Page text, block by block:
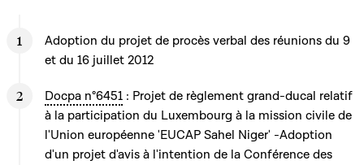
Adoption du projet de procès verbal des réunions du 9
et du 16 juillet 2012
Docpa n°6451 : Projet de règlement grand-ducal relatif
à la participation du Luxembourg à la mission civile de
l'Union européenne 'EUCAP Sahel Niger' -Adoption
d'un projet d'avis à l'intention de la Conférence des